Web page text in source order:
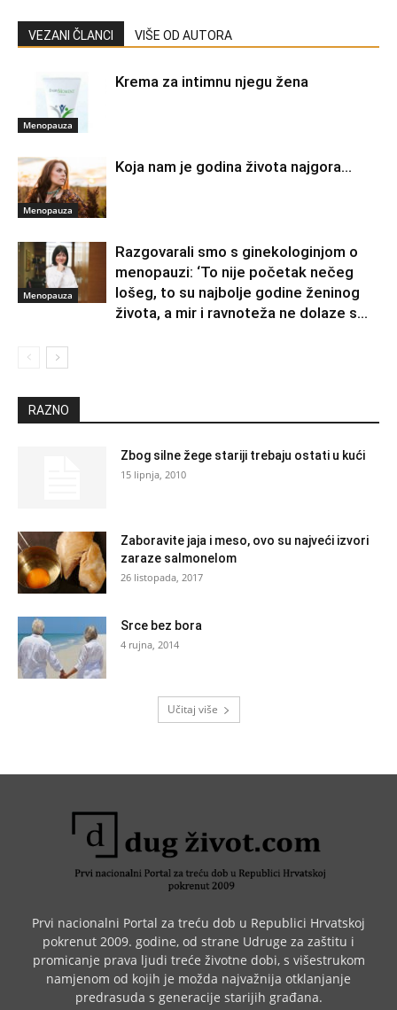
VEZANI ČLANCI VIŠE OD AUTORA
Menopauza
Krema za intimnu njegu žena
Menopauza
Koja nam je godina života najgora…
Menopauza
Razgovarali smo s ginekologinjom o
menopauzi: ‘To nije početak nečeg
lošeg, to su najbolje godine ženinog
života, a mir i ravnoteža ne dolaze s...
RAZNO
Zbog silne žege stariji trebaju ostati u kući
15 lipnja, 2010
Zaboravite jaja i meso, ovo su najveći izvori
zaraze salmonelom
26 listopada, 2017
Srce bez bora
4 rujna, 2014
Učitaj više
Prvi nacionalni Portal za treću dob u Republici Hrvatskoj
pokrenut 2009. godine, od strane Udruge za zaštitu i
promicanje prava ljudi treće životne dobi, s višestrukom
namjenom od kojih je možda najvažnija otklanjanje
predrasuda s generacije starijih građana.